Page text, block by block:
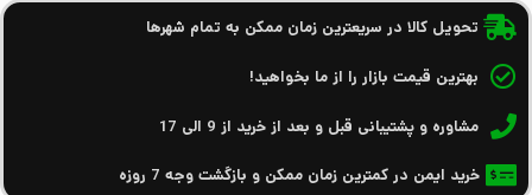
تحویل کالا در سریعترین زمان ممکن به تمام شهرها
بهترین قیمت بازار را از ما بخواهید!
مشاوره و پشتیبانی قبل و بعد از خرید از 9 الی 17
خرید ایمن در کمترین زمان ممکن و بازگشت وجه 7 روزه